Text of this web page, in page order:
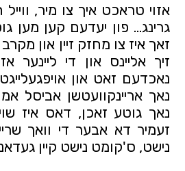
אזוי טראכט איך צו מיר,
גרינג… פון יעדעם קען מען
זאך איז צו מחזק זיין און מקרב
זיך אליינס און די ליינער
נאכדעם זאט און
נאך אריינקוועטשן אביסל
נאך גוטע זאכן, דאס איז
זעמיר דא אבער די וואך
נישט, ס'קומט נישט קיין